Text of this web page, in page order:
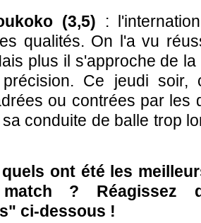
(3,5) :
qualités. On l'a vu
plus il s'approche de
Ce jeudi soir,
ou contrées par les
conduite de balle trop
ont été les
? Réagissez
ci-dessous !